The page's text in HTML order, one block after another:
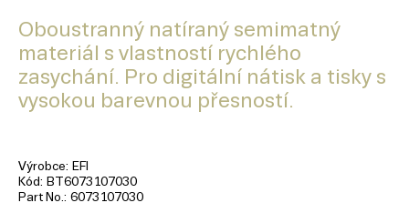
Oboustranný natíraný semimatný
materiál s vlastností rychlého
zasychání. Pro digitální nátisk a tisky s
vysokou barevnou přesností.
Výrobce
EFI
Kód
BT6073107030
Part No. 6073107030